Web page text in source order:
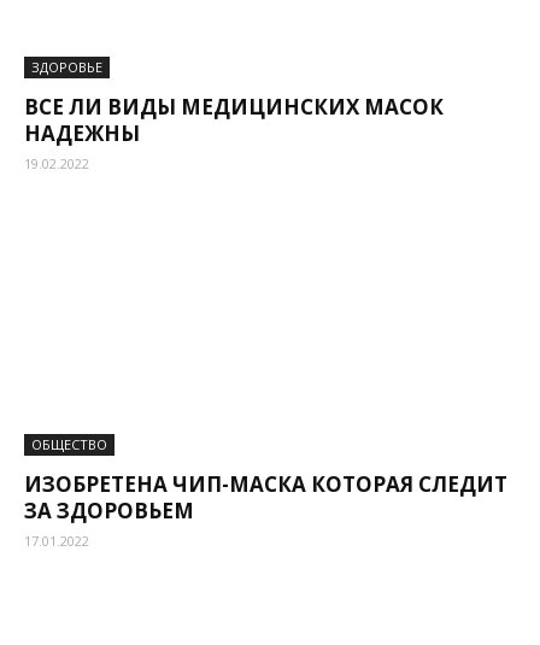
ЗДОРОВЬЕ
ВСЕ ЛИ ВИДЫ МЕДИЦИНСКИХ МАСОК
НАДЕЖНЫ
19.02.2022
ОБЩЕСТВО
ИЗОБРЕТЕНА ЧИП-МАСКА КОТОРАЯ СЛЕДИТ
ЗА ЗДОРОВЬЕМ
17.01.2022